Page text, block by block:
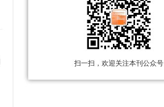
扫一扫，欢迎关注本刊公众号